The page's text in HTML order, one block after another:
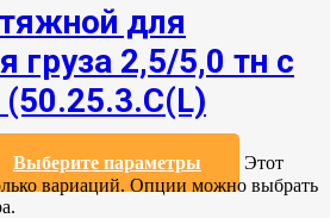
для
груза 2,5/5,0 тн с
Выберите параметры
Этот
вариаций. Опции можно выбрать